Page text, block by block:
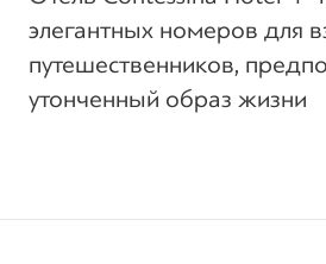
элегантных номеров для
путешественников,
утонченный образ жизни